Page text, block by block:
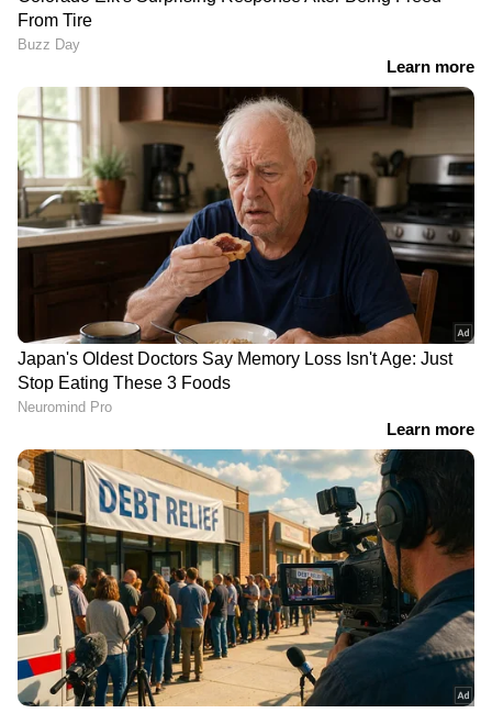
വ്യാജ തിരിച്ചറിയല്‍ കാര്‍ഡ് കേസ്: യൂത്ത്
കോണ്‍ഗ്രസ് നേതാക്കള്‍ക്ക് ഇടക്കാല